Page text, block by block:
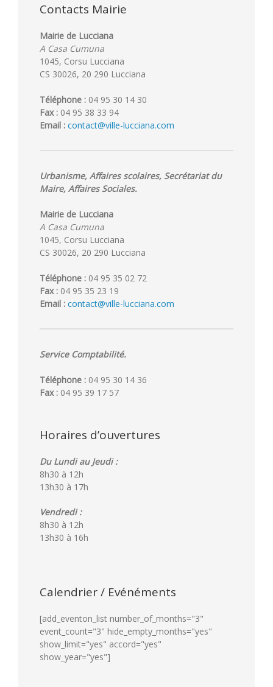
Contacts Mairie
Mairie de Lucciana
A Casa Cumuna
1045, Corsu Lucciana
CS 30026, 20 290 Lucciana
Téléphone : 04 95 30 14 30
Fax : 04 95 38 33 94
Email : contact@ville-lucciana.com
Urbanisme, Affaires scolaires, Secrétariat du
Maire, Affaires Sociales.
Mairie de Lucciana
A Casa Cumuna
1045, Corsu Lucciana
CS 30026, 20 290 Lucciana
Téléphone : 04 95 35 02 72
Fax : 04 95 35 23 19
Email : contact@ville-lucciana.com
Service Comptabilité.
Téléphone : 04 95 30 14 36
Fax : 04 95 39 17 57
Horaires d’ouvertures
Du Lundi au Jeudi :
8h30 à 12h
13h30 à 17h
Vendredi :
8h30 à 12h
13h30 à 16h
Calendrier / Evénéments
[add_eventon_list number_of_months="3"
event_count="3" hide_empty_months="yes"
show_limit="yes" accord="yes"
show_year="yes"]